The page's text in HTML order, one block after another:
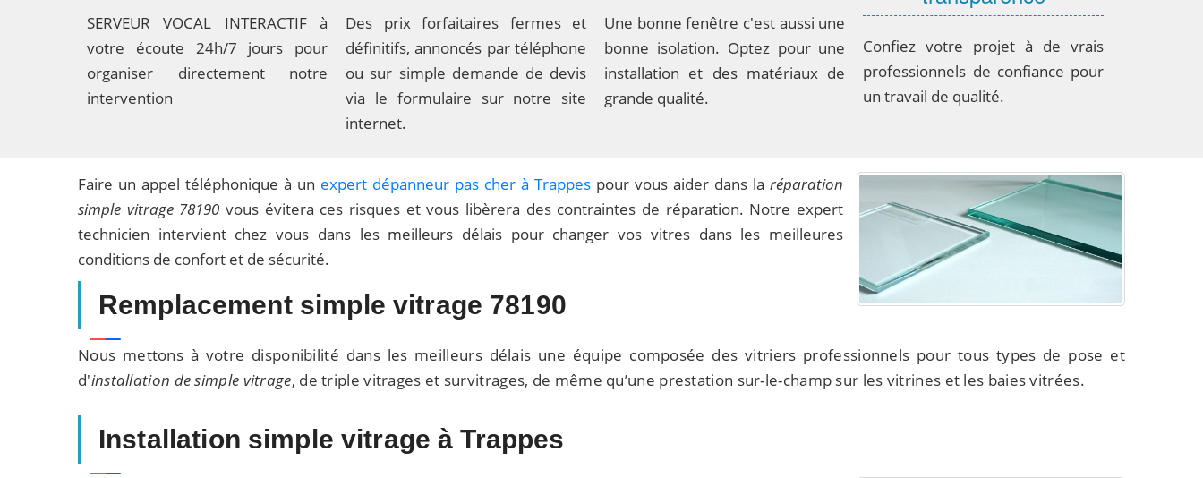
SERVEUR VOCAL INTERACTIF à
votre écoute 24h/7 jours pour
organiser directement notre
intervention
Des prix forfaitaires fermes et
définitifs, annoncés par téléphone
ou sur simple demande de devis
via le formulaire sur notre site
internet.
Une bonne fenêtre c'est aussi une
bonne isolation. Optez pour une
installation et des matériaux de
grande qualité.
Confiez votre projet à de vrais
professionnels de confiance pour
un travail de qualité.
Faire un appel téléphonique à un expert dépanneur pas cher à Trappes pour vous aider dans la réparation
simple vitrage 78190 vous évitera ces risques et vous libèrera des contraintes de réparation. Notre expert
technicien intervient chez vous dans les meilleurs délais pour changer vos vitres dans les meilleures
conditions de confort et de sécurité.
Remplacement simple vitrage 78190
Nous mettons à votre disponibilité dans les meilleurs délais une équipe composée des vitriers professionnels pour tous types de pose et
d'installation de simple vitrage, de triple vitrages et survitrages, de même qu’une prestation sur-le-champ sur les vitrines et les baies vitrées.
Installation simple vitrage à Trappes